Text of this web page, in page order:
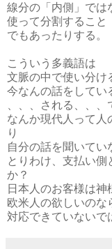
線分の「内側」では
使って分割すること
でもあったりする。
こういう多義語は
文脈の中で使い分け
今なんの話をしてい
、、、される、、、
なんか現代人って人
り
自分の話を聞いてい
とりわけ、支払い
か？
日本人のお客様は
欧米人の欲しいのな
対応できていないで